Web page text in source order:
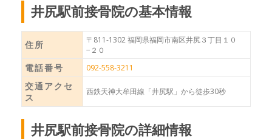
井尻駅前接骨院の基本情報
住所
〒811-1302 福岡県福岡市南区井尻３丁目１０
−２０
電話番号 092-558-3211
交通アクセ
ス
西鉄天神大牟田線「井尻駅」から徒歩30秒
井尻駅前接骨院の詳細情報